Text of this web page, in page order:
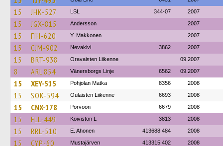
15 JHK-527 LSL 344-07 2007
15 JGX-815 Andersson 2007
15 FIH-620 Y. Makkonen 2007
15 CJM-902 Nevakivi 3862 2007
15 BRT-938 Oravaisten Liikenne 09.2007
8 ARL 854 Vänersborgs Linje 6562 09.2007
15 XEY-515 Pohjolan Matka 8356 2008
15 SOK-594 Oulaisten Liikenne 6693 2008
15 CNX-178 Porvoon 6679 2008
15 FLL-449 Koiviston L 3813 2008
15 RRL-510 E. Ahonen 413688 484 2008
15 CYP-60 Mustajärven 413315 402 2008